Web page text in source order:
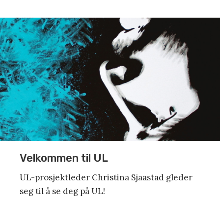
Velkommen til UL
UL-prosjektleder Christina Sjaastad gleder
seg til å se deg på UL!